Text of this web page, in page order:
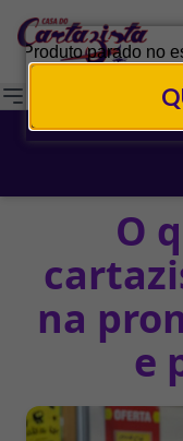
O
na
e